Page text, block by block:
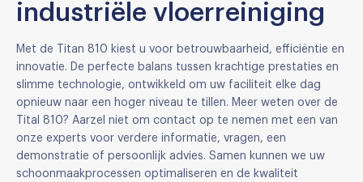
industriële vloerreiniging
Met de Titan 810 kiest u voor betrouwbaarheid, efficiëntie en
innovatie. De perfecte balans tussen krachtige prestaties en
slimme technologie, ontwikkeld om uw faciliteit elke dag
opnieuw naar een hoger niveau te tillen. Meer weten over de
Tital 810? Aarzel niet om contact op te nemen met een van
onze experts voor verdere informatie, vragen, een
demonstratie of persoonlijk advies. Samen kunnen we uw
schoonmaakprocessen optimaliseren en de kwaliteit